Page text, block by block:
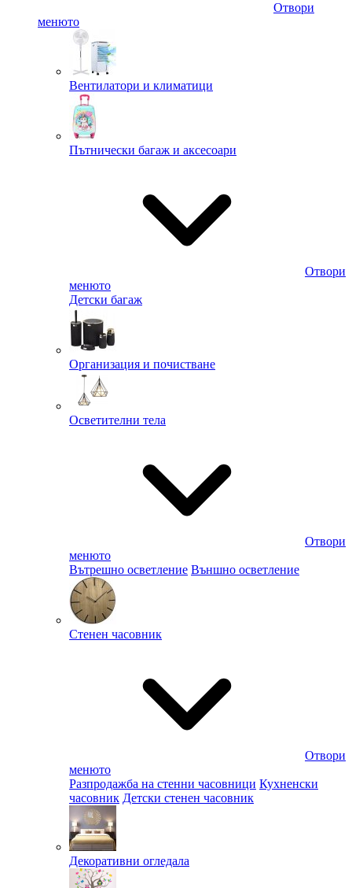
Отвори
менюто
Вентилатори и климатици
Пътнически багаж и аксесоари
Отвори
менюто
Детски багаж
Организация и почистване
Осветителни тела
Отвори
менюто
Вътрешно осветление Външно осветление
Стенен часовник
Отвори
менюто
Разпродажба на стенни часовници Кухненски
часовник Детски стенен часовник
Декоративни огледала